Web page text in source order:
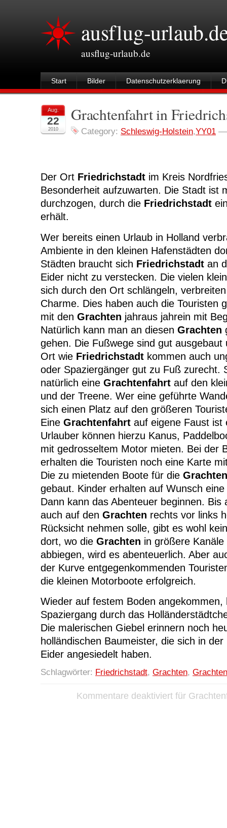
ausflug-
ausflug-urlaub.de
Start Bilder Datenschutzerklaerung
Aug.
22
2010
Grachtenfahrt in
Category: Schleswig-Holstein,YY01
Der Ort Friedrichstadt im Kreis
Besonderheit aufzuwarten. Die Stadt ist
durchzogen, durch die Friedrichstadt
erhält.
Wer bereits einen Urlaub in Holland
Ambiente in den kleinen Hafenstädten
Städten braucht sich Friedrichstadt an
Eider nicht zu verstecken. Die vielen
sich durch den Ort schlängeln,
Charme. Dies haben auch die Touristen
mit den Grachten jahraus jahrein mit
Natürlich kann man an diesen Grachten
gehen. Die Fußwege sind gut ausgebaut
Ort wie Friedrichstadt kommen auch
oder Spaziergänger gut zu Fuß zurecht.
natürlich eine Grachtenfahrt auf den
und der Treene. Wer eine geführte
sich einen Platz auf den größeren
Eine Grachtenfahrt auf eigene Faust ist
Urlauber können hierzu Kanus,
mit gedrosseltem Motor mieten. Bei der
erhalten die Touristen noch eine Karte
Die zu mietenden Boote für die
gebaut. Kinder erhalten auf Wunsch
Dann kann das Abenteuer beginnen. Bis
auch auf den Grachten rechts vor links
Rücksicht nehmen solle, gibt es wohl
dort, wo die Grachten in größere
abbiegen, wird es abenteuerlich. Aber
der Kurve entgegenkommenden
die kleinen Motorboote erfolgreich.
Wieder auf festem Boden angekommen,
Spaziergang durch das
Die malerischen Giebel erinnern noch
holländischen Baumeister, die sich in
Eider angesiedelt haben.
Schlagwörter: Friedrichstadt, Grachten,
Kommentare deaktiviert für